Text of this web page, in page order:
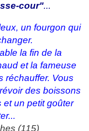
cour"...
un fourgon qui
la fin de la
et la fameuse
réchauffer. Vous
des boissons
un petit goûter